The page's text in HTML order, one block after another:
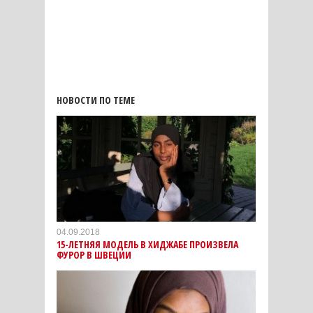
НОВОСТИ ПО ТЕМЕ
04.09.2018
15-ЛЕТНЯЯ МОДЕЛЬ В ХИДЖАБЕ ПРОИЗВЕЛА
ФУРОР В ШВЕЦИИ